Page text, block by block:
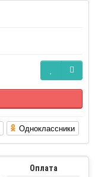
Одноклассники
Оплата